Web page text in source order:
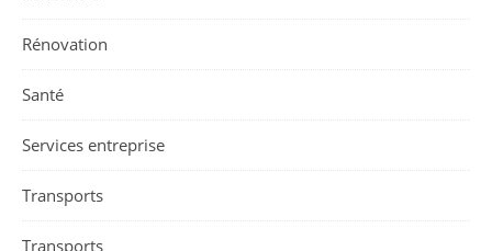
Rénovation
Santé
Services entreprise
Transports
Transports